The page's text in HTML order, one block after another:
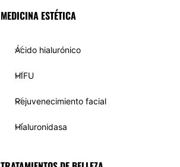
MEDICINA ESTÉTICA
Ácido hialurónico
HIFU
Rejuvenecimiento facial
Hialuronidasa